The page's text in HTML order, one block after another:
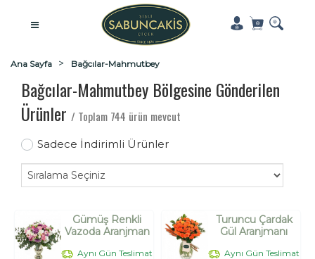
Ana Sayfa Bağcılar-Mahmutbey
Bağcılar-Mahmutbey Bölgesine Gönderilen
Ürünler / Toplam 744 ürün mevcut
Sadece İndirimli Ürünler
Gümüş Renkli
Vazoda Aranjman
Aynı Gün Teslimat
Turuncu Çardak
Gül Aranjmanı
Aynı Gün Teslimat